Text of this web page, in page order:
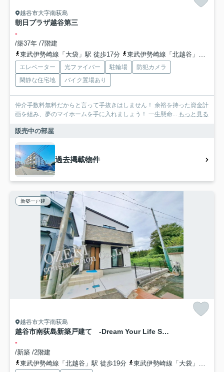
越谷市大字南荻島
朝日プラザ越谷第三
-
/築37年 /7階建
東武伊勢崎線「大袋」駅 徒歩17分
東武伊勢崎線「北越谷」駅 徒歩29分
エレベーター 光ファイバー 駐輪場
防犯カメラ
閑静な住宅地
バイク置場あり
仲介手数料無料だからと言って手抜きはしません！ 余裕を持った資金計
画を組み、夢のマイホームを手に入れましょう！ 一生懸命... もっと見る
販売中の部屋
過去掲載物件
新築一戸建
越谷市大字南荻島
越谷市南荻島新築戸建て -Dream Your Life Styles.-
-
/新築 /2階建
東武伊勢崎線「北越谷」駅 徒歩19分
東武伊勢崎線「大袋」駅 徒歩25分